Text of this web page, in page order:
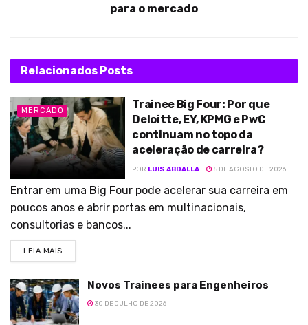
para o mercado
Relacionados Posts
MERCADO
Trainee Big Four: Por que
Deloitte, EY, KPMG e PwC
continuam no topo da
aceleração de carreira?
POR LUIS ABDALLA 5 DE AGOSTO DE 2026
Entrar em uma Big Four pode acelerar sua carreira em
poucos anos e abrir portas em multinacionais,
consultorias e bancos...
LEIA MAIS
Novos Trainees para Engenheiros
30 DE JULHO DE 2026